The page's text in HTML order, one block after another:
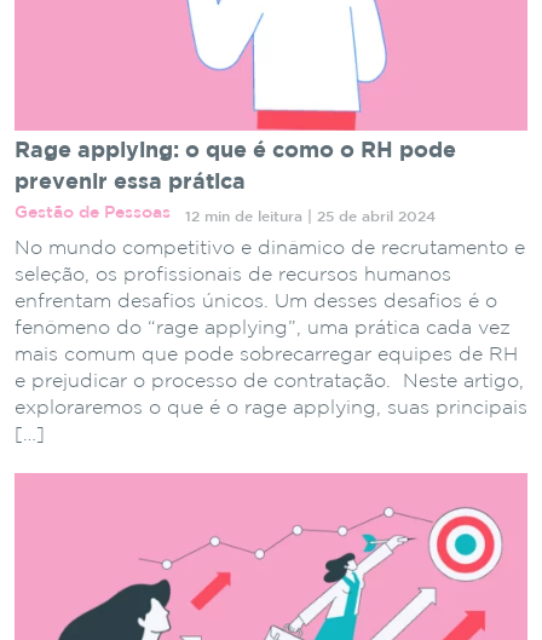
Rage applying: o que é como o RH pode
prevenir essa prática
Gestão de Pessoas 12 min de leitura | 25 de abril 2024
No mundo competitivo e dinâmico de recrutamento e
seleção, os profissionais de recursos humanos
enfrentam desafios únicos. Um desses desafios é o
fenômeno do “rage applying”, uma prática cada vez
mais comum que pode sobrecarregar equipes de RH
e prejudicar o processo de contratação. Neste artigo,
exploraremos o que é o rage applying, suas principais
[…]